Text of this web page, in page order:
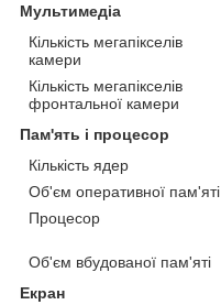
Мультимедіа
Кількість мегапікселів
камери
Кількість мегапікселів
фронтальної камери
Пам'ять і процесор
Кількість ядер
Об'єм оперативної пам'яті
Процесор
Об'єм вбудованої пам'яті
Екран